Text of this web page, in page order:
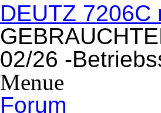
DEUTZ 7206C
02/26 -
Menue
Forum